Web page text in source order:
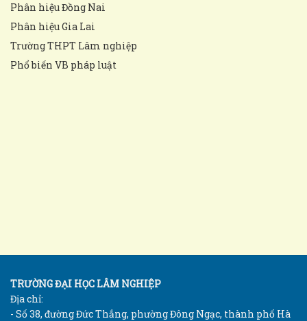
Phân hiệu Đồng Nai
Phân hiệu Gia Lai
Trường THPT Lâm nghiệp
Phổ biến VB pháp luật
TRƯỜNG ĐẠI HỌC LÂM NGHIỆP
Địa chỉ:
- Số 38, đường Đức Thắng, phường Đông Ngạc, thành phố Hà